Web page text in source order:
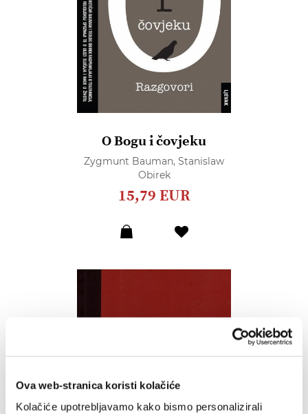
Ova web-stranica koristi kolačiće
Kolačiće upotrebljavamo kako bismo personalizirali
O Bogu i čovjeku
Zygmunt Bauman, Stanislaw
Obirek
15,79 EUR
želja